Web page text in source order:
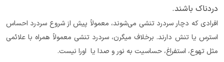
دردناک باشند.
افرادی که دچار سردرد تنشی می‌شوند، معمولاً پیش از شروع سردرد احساس
استرس یا تنش دارند. برخلاف میگرن، سردرد تنشی معمولاً همراه با علائمی
مثل تهوع، استفراغ، حساسیت به نور و صدا یا اورا نیست.